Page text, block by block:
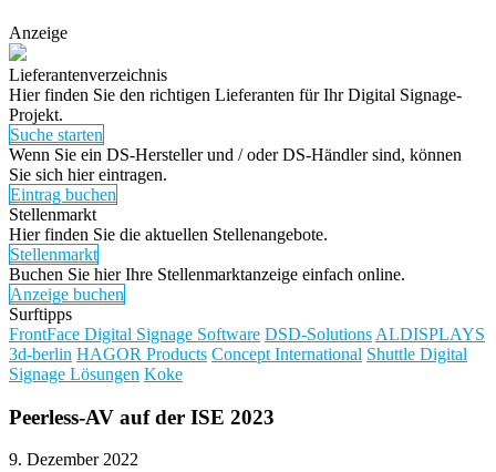
Anzeige
Lieferantenverzeichnis
Hier finden Sie den richtigen Lieferanten für Ihr Digital Signage-
Projekt.
Suche starten
Wenn Sie ein DS-Hersteller und / oder DS-Händler sind, können
Sie sich hier eintragen.
Eintrag buchen
Stellenmarkt
Hier finden Sie die aktuellen Stellenangebote.
Stellenmarkt
Buchen Sie hier Ihre Stellenmarktanzeige einfach online.
Anzeige buchen
Surftipps
FrontFace Digital Signage Software DSD-Solutions ALDISPLAYS
3d-berlin HAGOR Products Concept International Shuttle Digital
Signage Lösungen Koke
Peerless-AV auf der ISE 2023
9. Dezember 2022